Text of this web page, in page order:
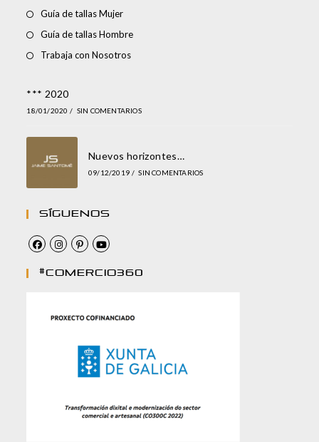
Guía de tallas Mujer
Guía de tallas Hombre
Trabaja con Nosotros
*** 2020
18/01/2020 / SIN COMENTARIOS
Nuevos horizontes…
09/12/2019 / SIN COMENTARIOS
Síguenos
#comercio360